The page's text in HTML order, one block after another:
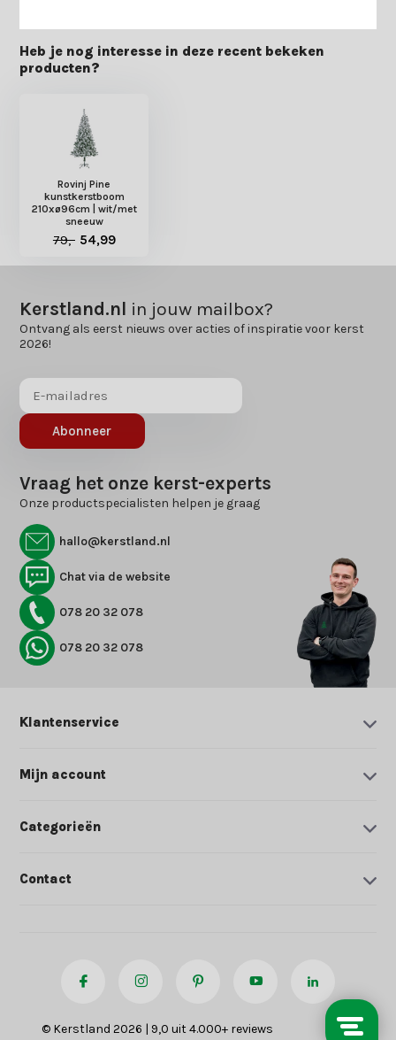
Heb je nog interesse in deze recent bekeken
producten?
Rovinj Pine
kunstkerstboom
210xø96cm | wit/met
sneeuw
79,- 54,99
Kerstland.nl in jouw mailbox?
Ontvang als eerst nieuws over acties of inspiratie voor kerst
2026!
Abonneer
Vraag het onze kerst-experts
Onze productspecialisten helpen je graag
hallo@kerstland.nl
Chat via de website
078 20 32 078
078 20 32 078
Klantenservice
Mijn account
Categorieën
Contact
© Kerstland 2026 | 9,0 uit 4.000+ reviews